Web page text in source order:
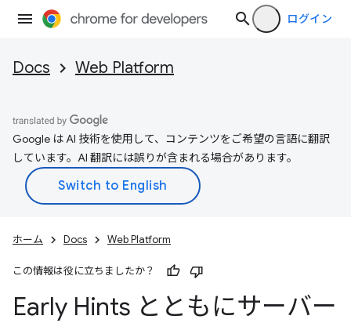
ログイン
Docs Web Platform
Google は AI 技術を使用して、コンテンツをご希望の言語に翻訳
しています。AI 翻訳には誤りが含まれる場合があります。
ホーム Docs Web Platform
この情報は役に立ちましたか？
Early Hints とともにサーバー